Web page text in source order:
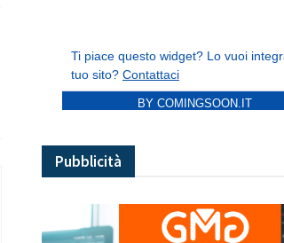
BY COMINGSOON.IT
Pubblicità